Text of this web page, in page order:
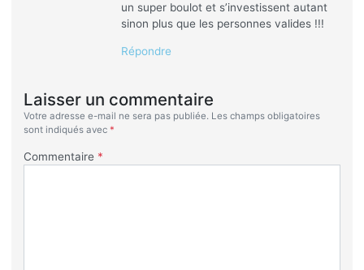
un super boulot et s’investissent autant
sinon plus que les personnes valides !!!
Répondre
Laisser un commentaire
Votre adresse e-mail ne sera pas publiée. Les champs obligatoires
sont indiqués avec *
Commentaire *